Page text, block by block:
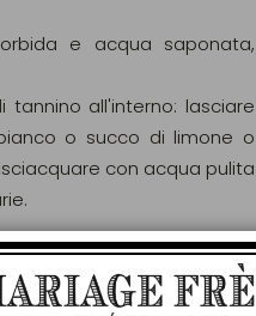
e acqua saponata,
tannino all'interno: lasciare
o succo di limone o
con acqua pulita